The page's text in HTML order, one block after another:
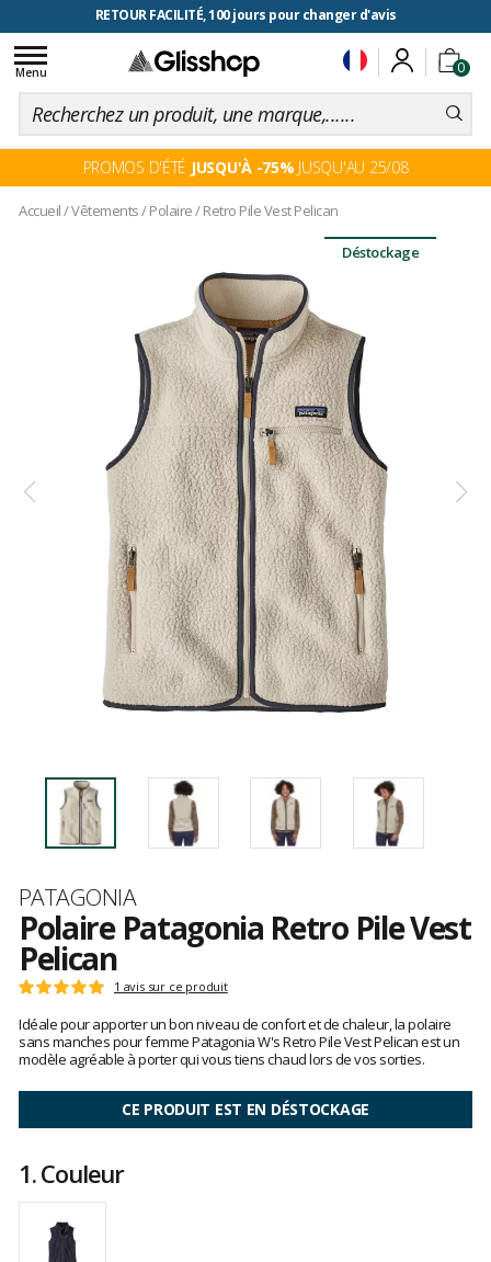
RETOUR FACILITÉ, 100 jours pour changer d'avis
0
Toggle
navigation
Menu
PROMOS D'ÉTÉ JUSQU'À -75% JUSQU'AU 25/08
Accueil/Vêtements/Polaire/Retro Pile Vest Pelican
Déstockage
Marque
PATAGONIA
Polaire Patagonia Retro Pile Vest
Pelican
Les
clients
Note
:
5
sur
1 avis sur ce produit
Idéale pour apporter un bon niveau de confort et de chaleur, la polaire
sans manches pour femme Patagonia W's Retro Pile Vest Pelican est un
modèle agréable à porter qui vous tiens chaud lors de vos sorties.
CE PRODUIT EST EN DÉSTOCKAGE
1.Couleur